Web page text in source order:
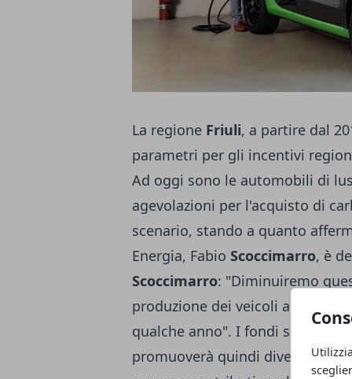
La regione Friuli, a partire dal
parametri per gli incentivi
Ad oggi sono le automobili di
agevolazioni per l'acquisto di
scenario, stando a quanto
Energia, Fabio Scoccimarro, è
Scoccimarro: "Diminuiremo
produzione dei veicoli
qualche anno". I fondi saranno
promuoverà quindi diversi